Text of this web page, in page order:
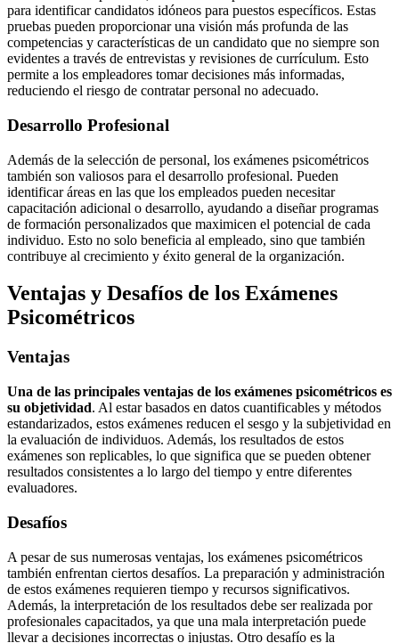
para identificar candidatos idóneos para puestos específicos. Estas
pruebas pueden proporcionar una visión más profunda de las
competencias y características de un candidato que no siempre son
evidentes a través de entrevistas y revisiones de currículum. Esto
permite a los empleadores tomar decisiones más informadas,
reduciendo el riesgo de contratar personal no adecuado.
Desarrollo Profesional
Además de la selección de personal, los exámenes psicométricos
también son valiosos para el desarrollo profesional. Pueden
identificar áreas en las que los empleados pueden necesitar
capacitación adicional o desarrollo, ayudando a diseñar programas
de formación personalizados que maximicen el potencial de cada
individuo. Esto no solo beneficia al empleado, sino que también
contribuye al crecimiento y éxito general de la organización.
Ventajas y Desafíos de los Exámenes
Psicométricos
Ventajas
Una de las principales ventajas de los exámenes psicométricos es
su objetividad. Al estar basados en datos cuantificables y métodos
estandarizados, estos exámenes reducen el sesgo y la subjetividad en
la evaluación de individuos. Además, los resultados de estos
exámenes son replicables, lo que significa que se pueden obtener
resultados consistentes a lo largo del tiempo y entre diferentes
evaluadores.
Desafíos
A pesar de sus numerosas ventajas, los exámenes psicométricos
también enfrentan ciertos desafíos. La preparación y administración
de estos exámenes requieren tiempo y recursos significativos.
Además, la interpretación de los resultados debe ser realizada por
profesionales capacitados, ya que una mala interpretación puede
llevar a decisiones incorrectas o injustas. Otro desafío es la